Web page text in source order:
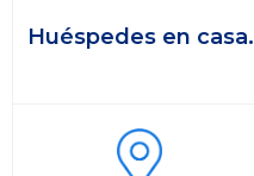
Huéspedes en casa.